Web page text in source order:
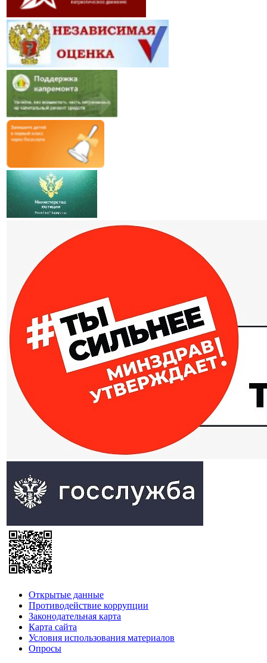
Открытые данные
Противодействие коррупции
Законодательная карта
Карта сайта
Условия использования материалов
Опросы